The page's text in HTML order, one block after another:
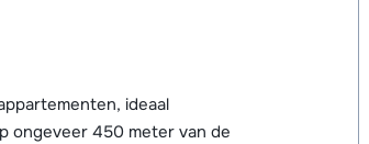
ideaal
ongeveer 450 meter van de